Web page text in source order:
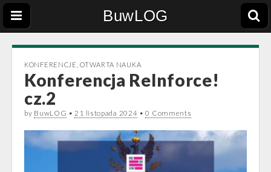
BuwLOG
KONFERENCJE ,OTWARTA NAUKA
Konferencja ReInforce!
cz.2
by BuwLOG •21 listopada 2024 •0 Comments